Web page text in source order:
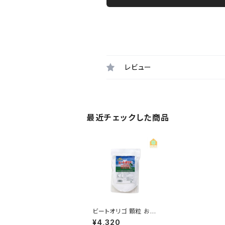
レビュー
最近チェックした商品
ビートオリゴ 顆粒 お徳
用 300g
¥4,320